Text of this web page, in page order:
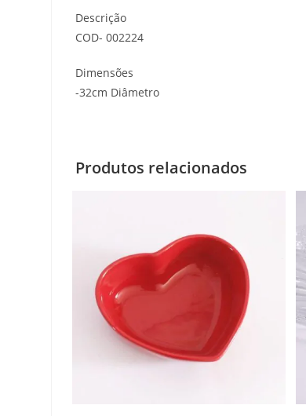
Descrição
COD- 002224
Dimensões
-32cm Diâmetro
Produtos relacionados